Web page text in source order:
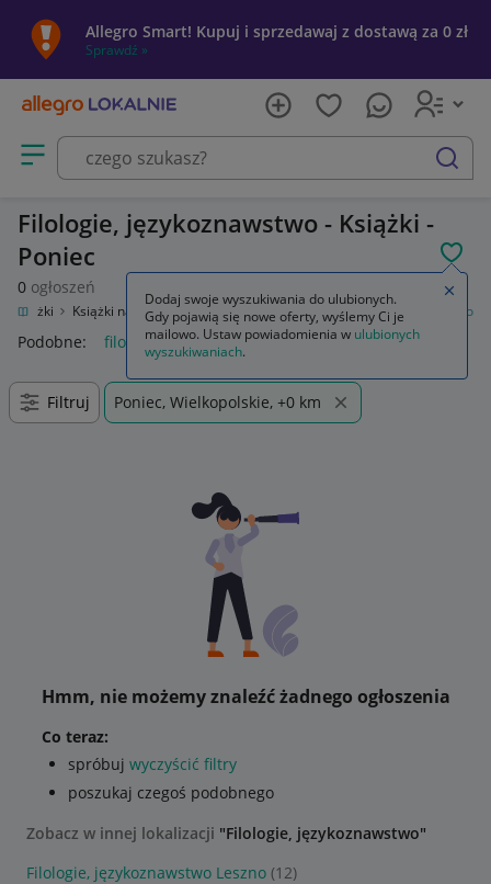
Allegro Smart! Kupuj i sprzedawaj z dostawą za 0 zł
Sprawdź »
Otwórz menu z kategoriami
szukaj
Filologie, językoznawstwo - Książki -
Poniec
0 ogłoszeń
Książki Książki naukowe i popularnonaukowe Filologie, językoznawstwo
Podobne: filologie językoznawstwo
Filtruj Poniec, Wielkopolskie, +0 km
Hmm, nie możemy znaleźć żadnego ogłoszenia
Co teraz:
spróbuj wyczyścić filtry
poszukaj czegoś podobnego
Zobacz w innej lokalizacji "Filologie, językoznawstwo"
Filologie, językoznawstwo Leszno (12)
Dodaj swoje wyszukiwania do ulubionych.
Gdy pojawią się nowe oferty, wyślemy Ci je
mailowo. Ustaw powiadomienia w ulubionych
wyszukiwaniach.